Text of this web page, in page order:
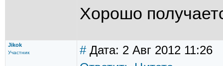
Хорошо
Jikok
Участник #Дата: 2 Авг 2012 11:26